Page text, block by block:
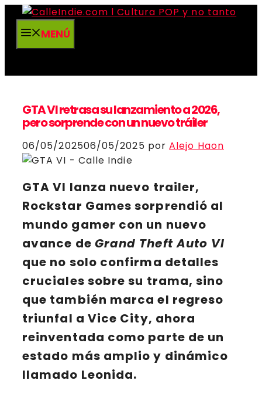
Saltar
contenidoMENÚ
GTA VI retrasa su lanzamiento a 2026,
pero sorprende con un nuevo tráiler
06/05/202506/05/2025 porAlejo Haon
GTA VI lanza nuevo trailer,
Rockstar Gamessorprendió al
mundo gamer con un nuevo
avance de Grand Theft Auto VI
que no solo confirma detalles
cruciales sobre su trama, sino
que también marca el regreso
triunfal a Vice City, ahora
reinventada como parte de un
estado más amplio y dinámico
llamado Leonida.